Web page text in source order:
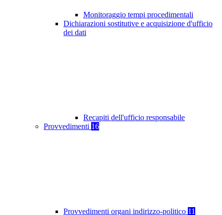
Monitoraggio tempi procedimentali
Dichiarazioni sostitutive e acquisizione d'ufficio
dei dati
Recapiti dell'ufficio responsabile
Provvedimenti 16
Provvedimenti organi indirizzo-politico 11